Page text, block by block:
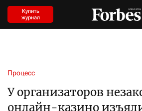
Купить
журнал
Процесс
У организаторов
онлайн-казино